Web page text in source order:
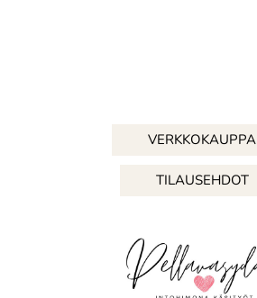
VERKKOKAUPPA
TILAUSEHDOT